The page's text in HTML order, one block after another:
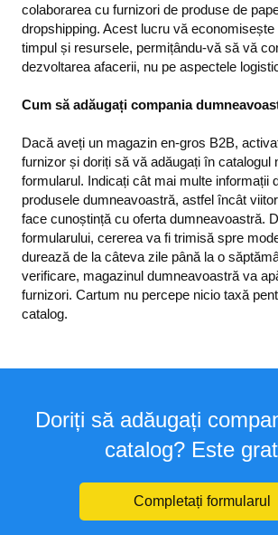
colaborarea cu furnizori de produse de
dropshipping. Acest lucru vă economisește
timpul și resursele, permițându-vă să vă
dezvoltarea afacerii, nu pe aspectele
Cum să adăugați compania
Dacă aveți un magazin en-gros B2B,
furnizor și doriți să vă adăugați în catalogul
formularul. Indicați cât mai multe informații
produsele dumneavoastră, astfel încât
face cunoștință cu oferta dumneavoastră.
formularului, cererea va fi trimisă spre
durează de la câteva zile până la o
verificare, magazinul dumneavoastră va
furnizori. Cartum nu percepe nicio taxă
catalog.
Doriți să adăugați
catalog? Este
Completați formularul